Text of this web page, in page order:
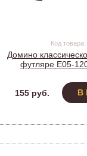
Код
Домино
футляре E05-
155 руб.
В